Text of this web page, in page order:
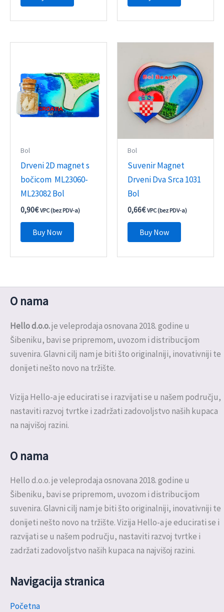
Bol
Drveni 2D magnet s
bočicom ML23060-
ML23082 Bol
0,90€ VPC (bez PDV-a)
Buy Now
Bol
Suvenir Magnet
Drveni Dva Srca 1031
Bol
0,66€ VPC (bez PDV-a)
Buy Now
O nama
Hello d.o.o.je veleprodaja osnovana 2018. godine u
Šibeniku, bavi se pripremom, uvozom i distribucijom
suvenira. Glavni cilj nam je biti što originalniji, inovativniji te
donijeti nešto novo na tržište.
Vizija Hello-a je educirati se i razvijati se u našem području,
nastaviti razvoj tvrtke i zadržati zadovoljstvo naših kupaca
na najvišoj razini.
O nama
Hello d.o.o. je veleprodaja osnovana 2018. godine u
Šibeniku, bavi se pripremom, uvozom i distribucijom
suvenira. Glavni cilj nam je biti što originalniji, inovativniji te
donijeti nešto novo na tržište. Vizija Hello-a je educirati se i
razvijati se u našem području, nastaviti razvoj tvrtke i
zadržati zadovoljstvo naših kupaca na najvišoj razini.
Navigacija stranica
Početna